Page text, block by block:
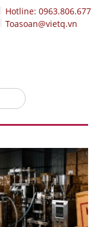
Hotline: 0963.806.677
Toasoan@vietq.vn